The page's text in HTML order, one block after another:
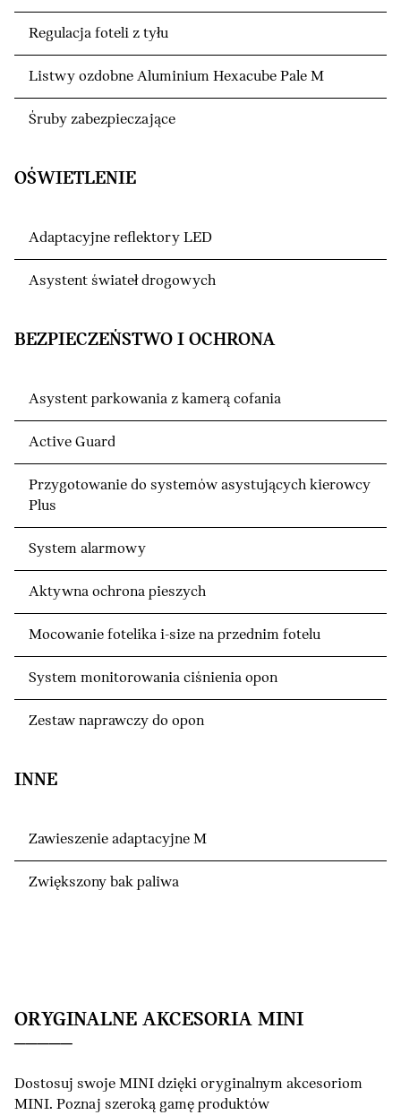
Regulacja foteli z tyłu
Listwy ozdobne Aluminium Hexacube Pale M
Śruby zabezpieczające
OŚWIETLENIE
Adaptacyjne reflektory LED
Asystent świateł drogowych
BEZPIECZEŃSTWO I OCHRONA
Asystent parkowania z kamerą cofania
Active Guard
Przygotowanie do systemów asystujących kierowcy
Plus
System alarmowy
Aktywna ochrona pieszych
Mocowanie fotelika i-size na przednim fotelu
System monitorowania ciśnienia opon
Zestaw naprawczy do opon
INNE
Zawieszenie adaptacyjne M
Zwiększony bak paliwa
ORYGINALNE AKCESORIA MINI
Dostosuj swoje MINI dzięki oryginalnym akcesoriom
MINI. Poznaj szeroką gamę produktów